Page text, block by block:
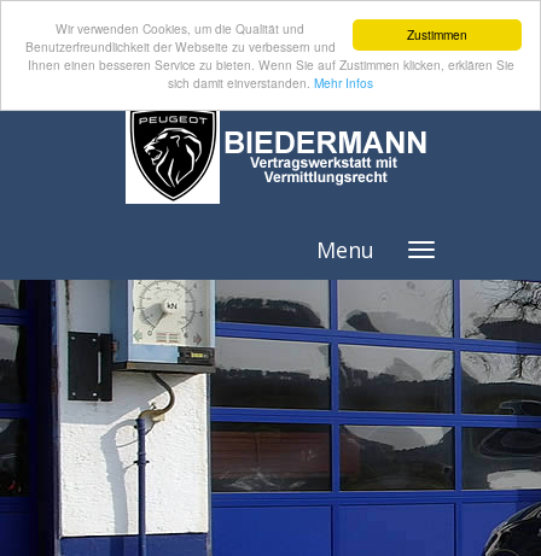
Zustimmen
Wir verwenden Cookies, um die Qualität und
Benutzerfreundlichkeit der Webseite zu verbessern und
Ihnen einen besseren Service zu bieten. Wenn Sie auf Zustimmen klicken, erklären Sie
sich damit einverstanden. Mehr Infos
Menu